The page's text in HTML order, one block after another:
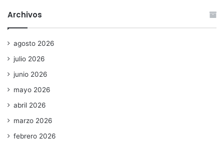
Archivos
agosto 2026
julio 2026
junio 2026
mayo 2026
abril 2026
marzo 2026
febrero 2026